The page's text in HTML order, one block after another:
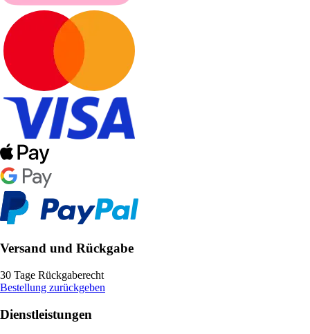
Versand und Rückgabe
30 Tage Rückgaberecht
Bestellung zurückgeben
Dienstleistungen